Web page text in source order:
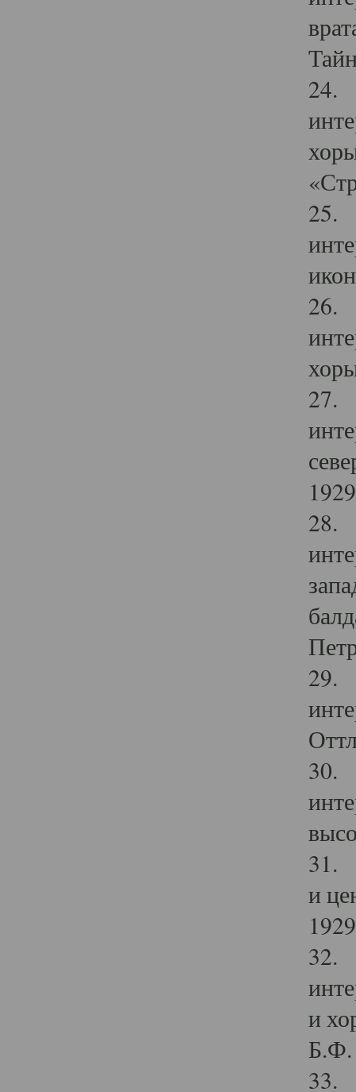
24.
25.
26.
27.
28.
29.
30.
31.
и
32.
и
Б.Ф.
33.